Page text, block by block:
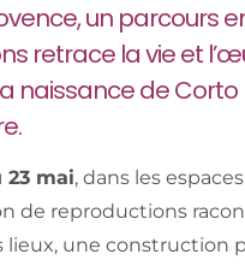
un parcours
retrace la vie et
naissance de
23 mai, dans les
de reproductions
lieux, une construction